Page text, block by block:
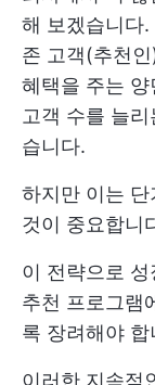
해 보겠습니다
존 고객(추천
혜택을 주는
고객 수를 늘
습니다.
하지만 이는
것이 중요합니
이 전략으로
추천 프로그램
록 장려해야 합
이러한 지속적